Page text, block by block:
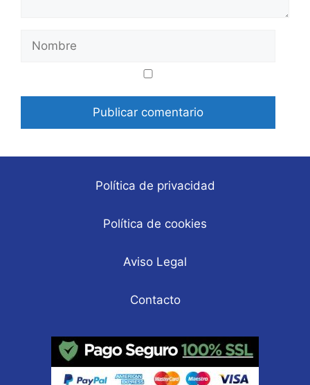
Nombre
electrónico
Política de privacidad
Política de cookies
Aviso Legal
Contacto